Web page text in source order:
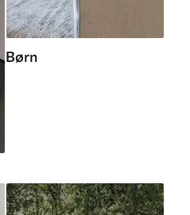
Børn